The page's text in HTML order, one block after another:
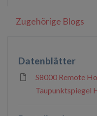
Zugehörige Blogs
Datenblätter
S8000 Remote
Taupunktspiegel